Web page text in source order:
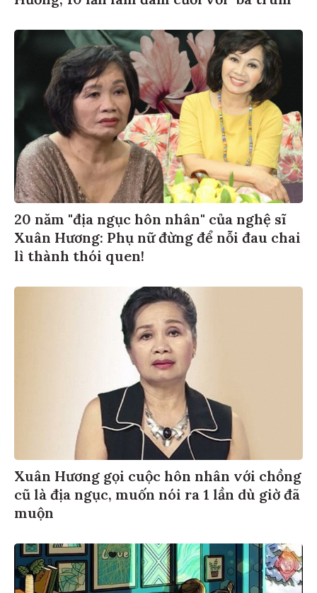
20 năm "địa ngục hôn nhân" của nghệ sĩ
Xuân Hương: Phụ nữ đừng để nỗi đau chai
lì thành thói quen!
Xuân Hương gọi cuộc hôn nhân với chồng
cũ là địa ngục, muốn nói ra 1 lần dù giờ đã
muộn